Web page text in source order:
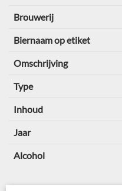
Brouwerij
Biernaam op etiket
Omschrijving
Type
Inhoud
Jaar
Alcohol